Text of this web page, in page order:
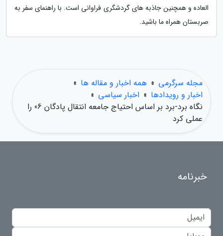
العاده و همچنین جاذبه های گردشگری فراوانی است. با راهنمای سفر به
صربستان همراه ما باشید.
مجله سرگرمی » همه اخبار و مقاله ها »
اخبار و رویدادها » اخبار سیاسی »
نگاه برد-برد بر اساس احتیاج جامعه انتقال پادگان 06 را
عملی کرد
خبرنامه